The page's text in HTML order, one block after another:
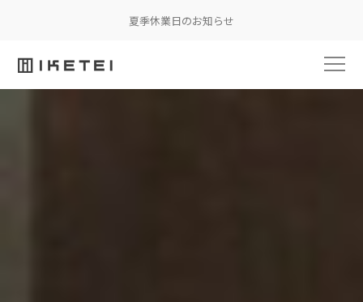
夏季休業日のお知らせ